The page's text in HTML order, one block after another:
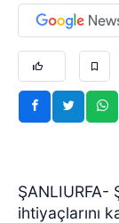
ŞANLIURFA-
ihtiyaçlarını